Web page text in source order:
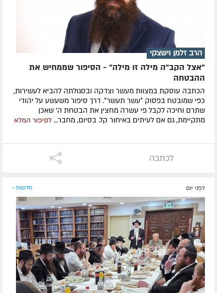
הרב זלמן וישצקי
"אצל הקב"ה מילה זו מילה" - הסיפור שממחיש את
ההבטחה
הכתבה עוסקת במצוות מעשר וצדקה ובסגולתה להביא לעשירות,
כפי שמובטח בפסוק ״עשר תעשר״. דרך סיפור משעשע על יהודי
שתרם וחיכה לקבל פי עשרה מחצין את הבטחת ה' שאכן
מתקיימת, גם אם לעיתים באיחור קל. בסיום, מחבר... לסיפור המלא
לכתבה
לפני יום חדשות »